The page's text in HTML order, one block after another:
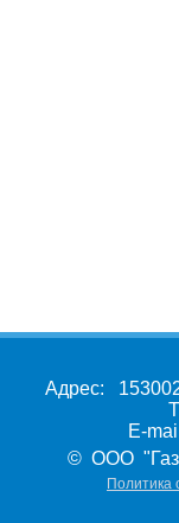
Адрес:
E-
© ООО
Политика